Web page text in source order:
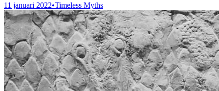
11 januari 2022•Timeless Myths